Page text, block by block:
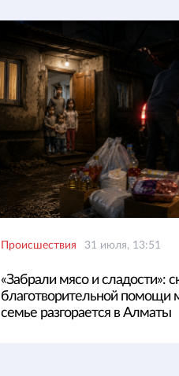
Происшествия 31 июля, 13:51
«Забрали мясо и сладости»:
благотворительной помощи
семье разгорается в Алматы